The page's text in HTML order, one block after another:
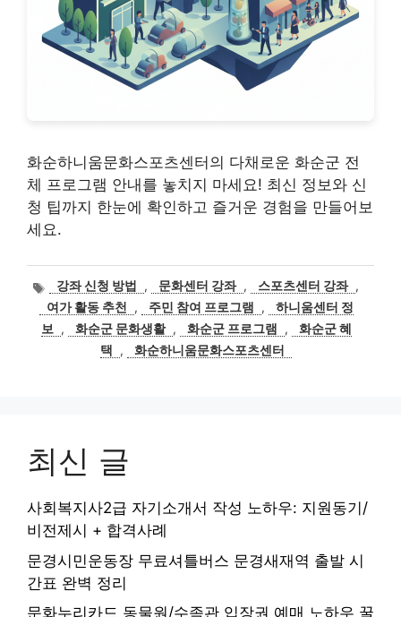
화순하니움문화스포츠센터의 다채로운 화순군 전
체 프로그램 안내를 놓치지 마세요! 최신 정보와 신
청 팁까지 한눈에 확인하고 즐거운 경험을 만들어보
세요.
태
그
강좌 신청 방법 , 문화센터 강좌 , 스포츠센터 강좌 ,
여가 활동 추천
, 주민 참여 프로그램 ,
하니움센터 정
보
, 화순군 문화생활 , 화순군 프로그램 ,
화순군 혜
택
, 화순하니움문화스포츠센터
최신 글
사회복지사2급 자기소개서 작성 노하우: 지원동기/
비전제시 + 합격사례
문경시민운동장 무료셔틀버스 문경새재역 출발 시
간표 완벽 정리
문화누리카드 동물원/수족관 입장권 예매 노하우 꿀